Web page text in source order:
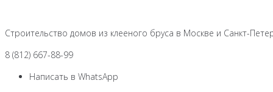
контенту
Строительство домов из клееного бруса в Москве и Санкт-
8 (812) 667-88-99
Написать в WhatsApp